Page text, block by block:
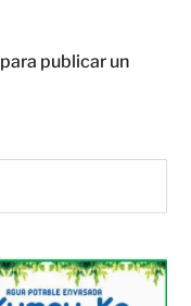
para publicar un